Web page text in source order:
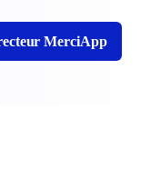
MerciApp